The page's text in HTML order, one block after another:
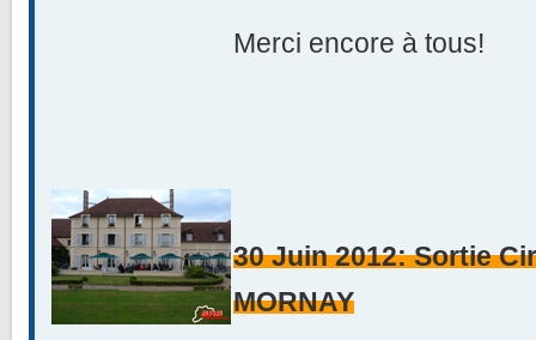
Merci encore à tous!
30 Juin 2012: Sortie
MORNAY